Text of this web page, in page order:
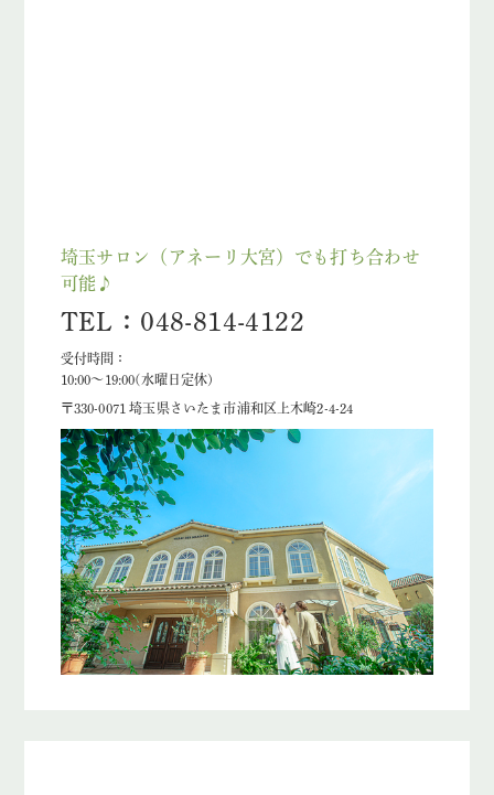
埼玉サロン（アネーリ大宮）でも打ち合わせ
可能♪
TEL：048-814-4122
受付時間：
10:00〜19:00(水曜日定休)
〒330-0071 埼玉県さいたま市浦和区上木崎2-4-24